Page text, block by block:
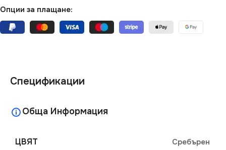
Опции за плащане:
Спецификации
Обща Информация
ЦВЯТ Сребърен